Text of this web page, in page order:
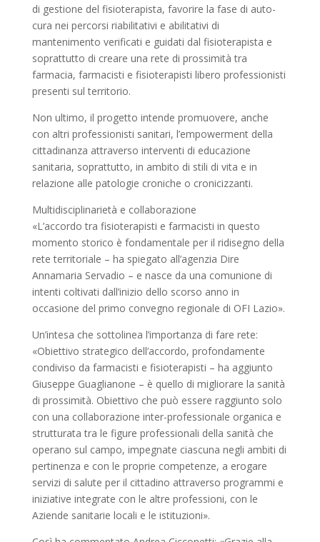
di gestione del fisioterapista, favorire la fase di auto-
cura nei percorsi riabilitativi e abilitativi di
mantenimento verificati e guidati dal fisioterapista e
soprattutto di creare una rete di prossimità tra
farmacia, farmacisti e fisioterapisti libero professionisti
presenti sul territorio.
Non ultimo, il progetto intende promuovere, anche
con altri professionisti sanitari, l’empowerment della
cittadinanza attraverso interventi di educazione
sanitaria, soprattutto, in ambito di stili di vita e in
relazione alle patologie croniche o cronicizzanti.
Multidisciplinarietà e collaborazione
«L’accordo tra fisioterapisti e farmacisti in questo
momento storico è fondamentale per il ridisegno della
rete territoriale – ha spiegato all’agenzia Dire
Annamaria Servadio – e nasce da una comunione di
intenti coltivati dall’inizio dello scorso anno in
occasione del primo convegno regionale di OFI Lazio».
Un’intesa che sottolinea l’importanza di fare rete:
«Obiettivo strategico dell’accordo, profondamente
condiviso da farmacisti e fisioterapisti – ha aggiunto
Giuseppe Guaglianone – è quello di migliorare la sanità
di prossimità. Obiettivo che può essere raggiunto solo
con una collaborazione inter-professionale organica e
strutturata tra le figure professionali della sanità che
operano sul campo, impegnate ciascuna negli ambiti di
pertinenza e con le proprie competenze, a erogare
servizi di salute per il cittadino attraverso programmi e
iniziative integrate con le altre professioni, con le
Aziende sanitarie locali e le istituzioni».